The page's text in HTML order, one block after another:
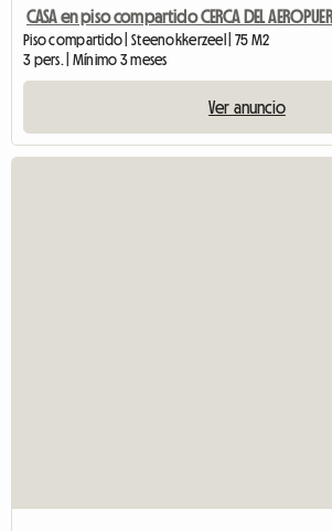
Piso compartido | Steenokkerzeel | 75 M2
3 pers. | Mínimo 3 meses
Ver anuncio